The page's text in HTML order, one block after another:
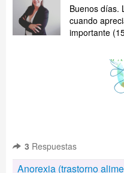
Buenos días.
cuando
importante
3 Respuestas
Anorexia (trastorno